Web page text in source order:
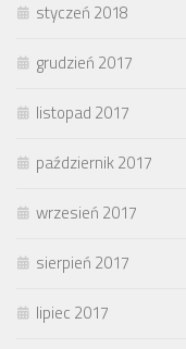
styczeń 2018
grudzień 2017
listopad 2017
październik 2017
wrzesień 2017
sierpień 2017
lipiec 2017